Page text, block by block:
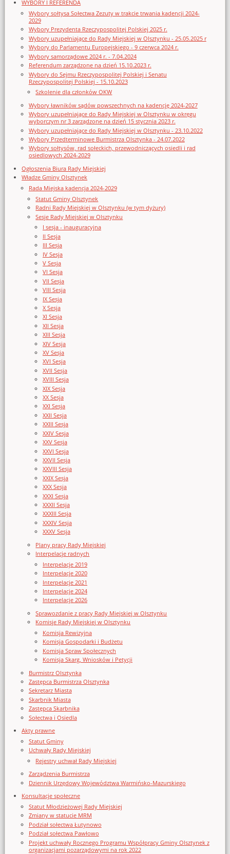
WYBORY I REFERENDA
Wybory sołtysa Sołectwa Zezuty w trakcie trwania kadencji 2024-
2029
Wybory Prezydenta Rzeczypospolitej Polskiej 2025 r.
Wybory uzupełniające do Rady Miejskiej w Olsztynku - 25.05.2025 r
Wybory do Parlamentu Europejskiego - 9 czerwca 2024 r.
Wybory samorządowe 2024 r. - 7.04.2024
Referendum zarządzone na dzień 15.10.2023 r.
Wybory do Sejmu Rzeczypospolitej Polskiej i Senatu
Rzeczypospolitej Polskiej - 15.10.2023
Szkolenie dla członków OKW
Wybory ławników sądów powszechnych na kadencję 2024-2027
Wybory uzupełniające do Rady Miejskiej w Olsztynku w okręgu
wyborczym nr 3 zarządzone na dzień 15 stycznia 2023 r.
Wybory uzupełniające do Rady Miejskiej w Olsztynku - 23.10.2022
Wybory Przedterminowe Burmistrza Olsztynka - 24.07.2022
Wybory sołtysów, rad sołeckich, przewodniczących osiedli i rad
osiedlowych 2024-2029
Ogłoszenia Biura Rady Miejskiej
Władze Gminy Olsztynek
Rada Miejska kadencja 2024-2029
Statut Gminy Olsztynek
Radni Rady Miejskiej w Olsztynku (w tym dyżury)
Sesje Rady Miejskiej w Olsztynku
I sesja - inauguracyjna
II Sesja
III Sesja
IV Sesja
V Sesja
VI Sesja
VII Sesja
VIII Sesja
IX Sesja
X Sesja
XI Sesja
XII Sesja
XIII Sesja
XIV Sesja
XV Sesja
XVI Sesja
XVII Sesja
XVIII Sesja
XIX Sesja
XX Sesja
XXI Sesja
XXII Sesja
XXIII Sesja
XXIV Sesja
XXV Sesja
XXVI Sesja
XXVII Sesja
XXVIII Sesja
XXIX Sesja
XXX Sesja
XXXI Sesja
XXXII Sesja
XXXIII Sesja
XXXIV Sesja
XXXV Sesja
Plany pracy Rady Miejskiej
Interpelacje radnych
Interpelacje 2019
Interpelacje 2020
Interpelacje 2021
Interpelacje 2024
Interpelacje 2026
Sprawozdanie z pracy Rady Miejskiej w Olsztynku
Komisje Rady Miejskiej w Olsztynku
Komisja Rewizyjna
Komisja Gospodarki i Budżetu
Komisja Spraw Społecznych
Komisja Skarg, Wniosków i Petycji
Burmistrz Olsztynka
Zastępca Burmistrza Olsztynka
Sekretarz Miasta
Skarbnik Miasta
Zastępca Skarbnika
Sołectwa i Osiedla
Akty prawne
Statut Gminy
Uchwały Rady Miejskiej
Rejestry uchwał Rady Miejskiej
Zarządzenia Burmistrza
Dziennik Urzędowy Województwa Warmińsko-Mazurskiego
Konsultacje społeczne
Statut Młodzieżowej Rady Miejskiej
Zmiany w statucie MRM
Podział sołectwa Łutynowo
Podział sołectwa Pawłowo
Projekt uchwały Rocznego Programu Współpracy Gminy Olsztynek z
organizacjami pozarządowymi na rok 2022